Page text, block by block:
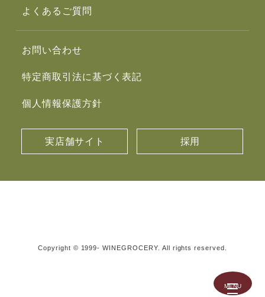
よくあるご質問
お問い合わせ
特定商取引法に基づく表記
個人情報保護方針
実店舗サイト 採用
Copyright © 1999- WINEGROCERY. All rights reserved.